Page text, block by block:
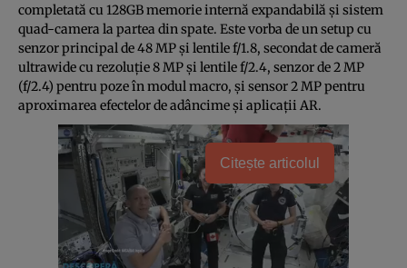
completată cu 128GB memorie internă expandabilă şi sistem
quad-camera la partea din spate. Este vorba de un setup cu
senzor principal de 48 MP şi lentile f/1.8, secondat de cameră
ultrawide cu rezoluţie 8 MP şi lentile f/2.4, senzor de 2 MP
(f/2.4) pentru poze în modul macro, şi sensor 2 MP pentru
aproximarea efectelor de adâncime şi aplicaţii AR.
Citește articolul